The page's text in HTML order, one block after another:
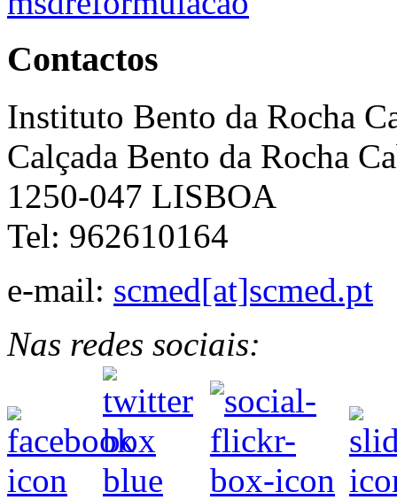
Contactos
Instituto Bento da Rocha
Calçada Bento da Rocha
1250-047 LISBOA
Tel: 962610164
e-mail: scmed[at]scmed.pt
Nas redes sociais: